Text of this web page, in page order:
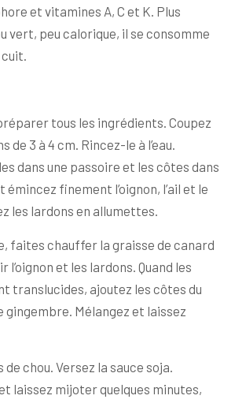
et vitamines A, C et K. Plus
vert, peu calorique, il se consomme
tous les ingrédients. Coupez
de 3 à 4 cm. Rincez-le à l’eau.
dans une passoire et les côtes dans
émincez finement l’oignon, l’ail et le
les lardons en allumettes.
faites chauffer la graisse de canard
l’oignon et les lardons. Quand les
translucides, ajoutez les côtes du
gingembre. Mélangez et laissez
chou. Versez la sauce soja.
laissez mijoter quelques minutes,